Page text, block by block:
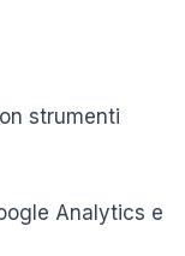
strumenti
Analytics e